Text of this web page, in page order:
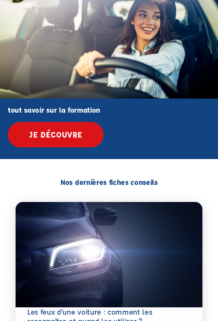
tout savoir sur la formation
JE DÉCOUVRE
Nos dernières fiches conseils
Les feux d’une voiture : comment les